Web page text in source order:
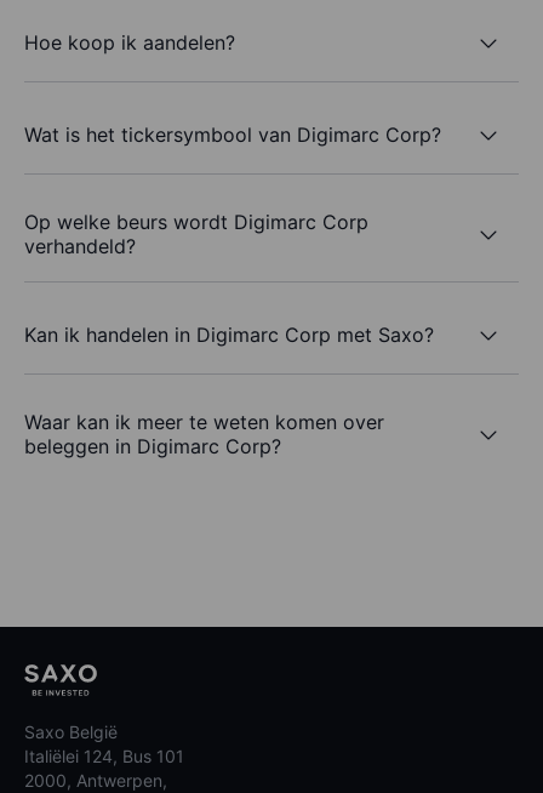
Hoe koop ik aandelen?
Wat is het tickersymbool van Digimarc Corp?
Op welke beurs wordt Digimarc Corp
verhandeld?
Kan ik handelen in Digimarc Corp met Saxo?
Waar kan ik meer te weten komen over
beleggen in Digimarc Corp?
Saxo België
Italiëlei 124, Bus 101
2000, Antwerpen,